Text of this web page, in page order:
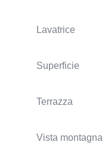
Lavatrice
Superficie
Terrazza
Vista montagna